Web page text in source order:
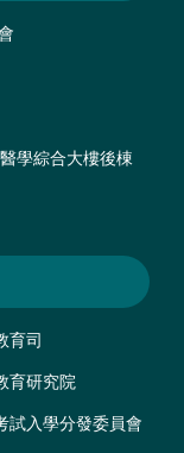
學綜合大樓後棟
育司
育研究院
試入學分發委員會